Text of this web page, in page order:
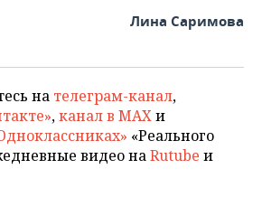
Лина Саримова
на телеграм-канал,
,канал в MAXи
«Реального
видео наRutube и